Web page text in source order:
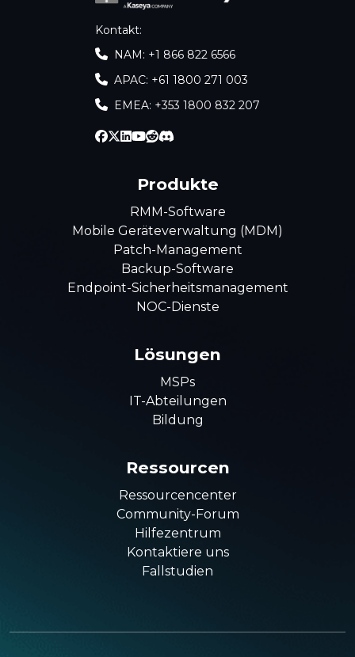
Kontakt:
NAM: +1 866 822 6566
APAC: +61 1800 271 003
EMEA: +353 1800 832 207
Produkte
RMM-Software
Mobile Geräteverwaltung (MDM)
Patch-Management
Backup-Software
Endpoint-Sicherheitsmanagement
NOC-Dienste
Lösungen
MSPs
IT-Abteilungen
Bildung
Ressourcen
Ressourcencenter
Community-Forum
Hilfezentrum
Kontaktiere uns
Fallstudien